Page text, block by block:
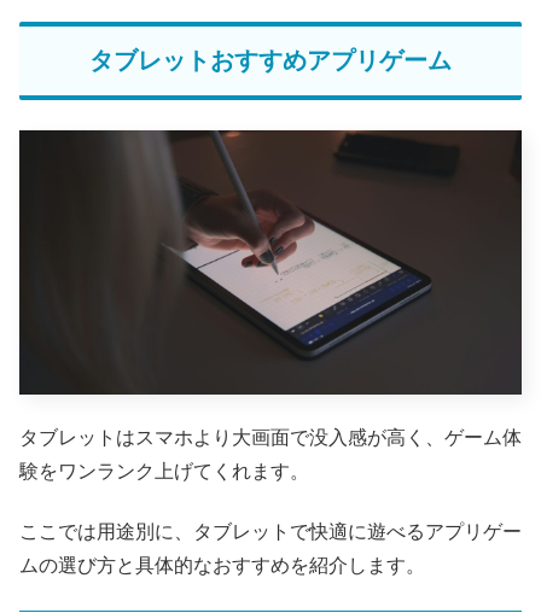
タブレットおすすめアプリゲーム
タブレットはスマホより大画面で没入感が高く、ゲーム体
験をワンランク上げてくれます。
ここでは用途別に、タブレットで快適に遊べるアプリゲー
ムの選び方と具体的なおすすめを紹介します。